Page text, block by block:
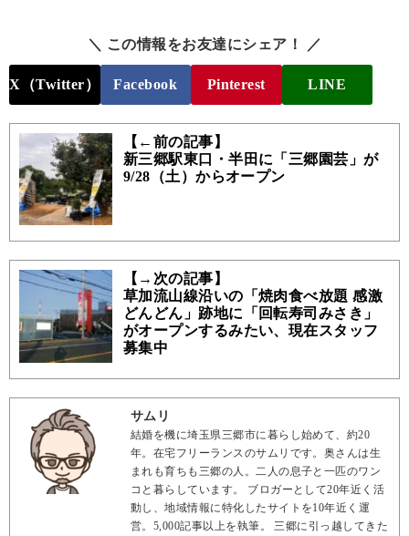
＼ この情報をお友達にシェア！ ／
X（Twitter） Facebook Pinterest LINE
【←前の記事】
新三郷駅東口・半田に「三郷園芸」が
9/28（土）からオープン
【→次の記事】
草加流山線沿いの「焼肉食べ放題 感激
どんどん」跡地に「回転寿司みさき」
がオープンするみたい、現在スタッフ
募集中
サムリ
結婚を機に埼玉県三郷市に暮らし始めて、約20
年。在宅フリーランスのサムリです。奥さんは生
まれも育ちも三郷の人。二人の息子と一匹のワン
コと暮らしています。 ブロガーとして20年近く活
動し、地域情報に特化したサイトを10年近く運
営。5,000記事以上を執筆。 三郷に引っ越してきた